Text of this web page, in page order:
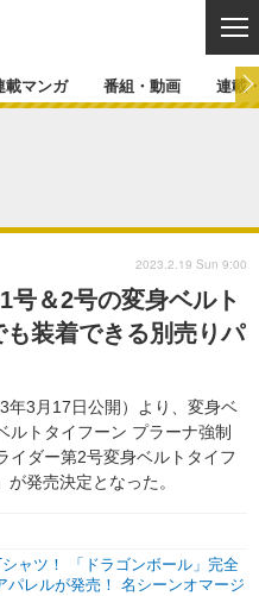
マンガ
イベント
新帝スタ
カバー
連載一覧
ラジオ
載マンガ 番組・動画 連載
号＆2号の変身ベルト
装着できる別売りパ
年3月17日公開）より、変身ベ
ルトタイフーン プラーナ強制
イダー第2号変身ベルトタイフ
発売決定となった。
ャツ！ 「ドラゴンボール」完全
パレルが発売！ 名シーンオマージ
2023.2.19 Sun 9:00